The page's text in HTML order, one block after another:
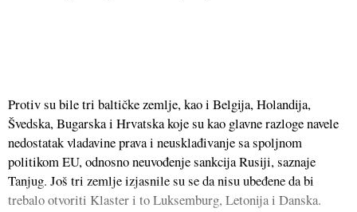
Protiv su bile tri baltičke zemlje, kao i Belgija, Holandija,
Švedska, Bugarska i Hrvatska koje su kao glavne razloge navele
nedostatak vladavine prava i neusklađivanje sa spoljnom
politikom EU, odnosno neuvođenje sankcija Rusiji, saznaje
Tanjug. Još tri zemlje izjasnile su se da nisu ubeđene da bi
trebalo otvoriti Klaster i to Luksemburg, Letonija i Danska.